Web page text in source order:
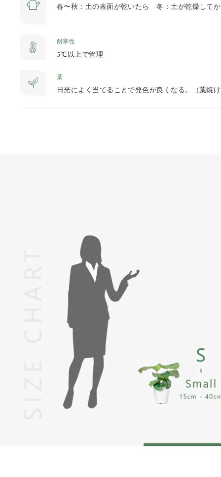
春〜秋：土の表面が乾いたら 冬：土が乾燥して
耐寒性
5℃以上で管理
葉
日光によく当てることで発色が良くなる。（葉焼